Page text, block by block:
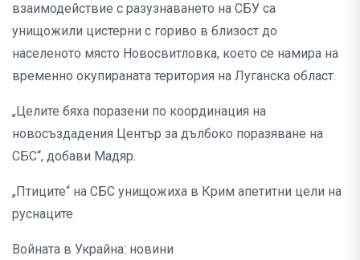
взаимодействие с разузнаването на СБУ са
унищожили цистерни с гориво в близост до
населеното място Новосвитловка, което се намира на
временно окупираната територия на Луганска област.
„Целите бяха поразени по координация на
новосъздадения Център за дълбоко поразяване на
СБС“, добави Мадяр.
„Птиците“ на СБС унищожиха в Крим апетитни цели на
руснаците
Войната в Украйна: новини